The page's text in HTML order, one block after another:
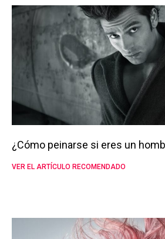
¿Cómo peinarse si eres un
VER EL ARTÍCULO RECOMENDADO